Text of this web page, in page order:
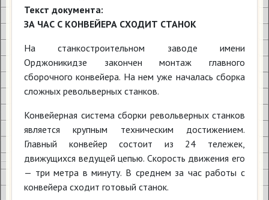
Текст документа:
ЗА ЧАС С КОНВЕЙЕРА СХОДИТ СТАНОК
На станкостроительном заводе имени
Орджоникидзе закончен монтаж главного
сборочного конвейера. На нем уже началась сборка
сложных револьверных станков.
Конвейерная система сборки револьверных станков
является крупным техническим достижением.
Главный конвейер состоит из 24 тележек,
движущихся ведущей цепью. Скорость движения его
— три метра в минуту. В среднем за час работы с
конвейера сходит готовый станок.